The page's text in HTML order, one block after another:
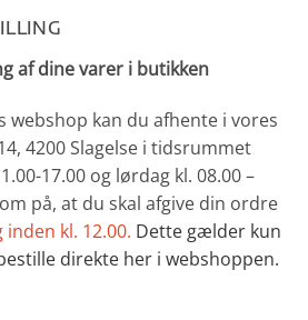
af dine varer i butikken
webshop kan du afhente i vores
4200 Slagelse i tidsrummet
17.00 og lørdag kl. 08.00 –
på, at du skal afgive din ordre
kl. 12.00. Dette gælder kun
direkte her i webshoppen.